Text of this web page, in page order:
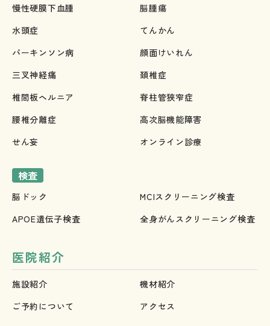
慢性硬膜下血腫
脳腫瘍
水頭症
てんかん
パーキンソン病
顔面けいれん
三叉神経痛
頚椎症
椎間板ヘルニア
脊柱管狭窄症
腰椎分離症
高次脳機能障害
せん妄
オンライン診療
検査
脳ドック
MCIスクリーニング検査
APOE遺伝子検査
全身がんスクリーニング検査
医院紹介
施設紹介
機材紹介
ご予約について
アクセス